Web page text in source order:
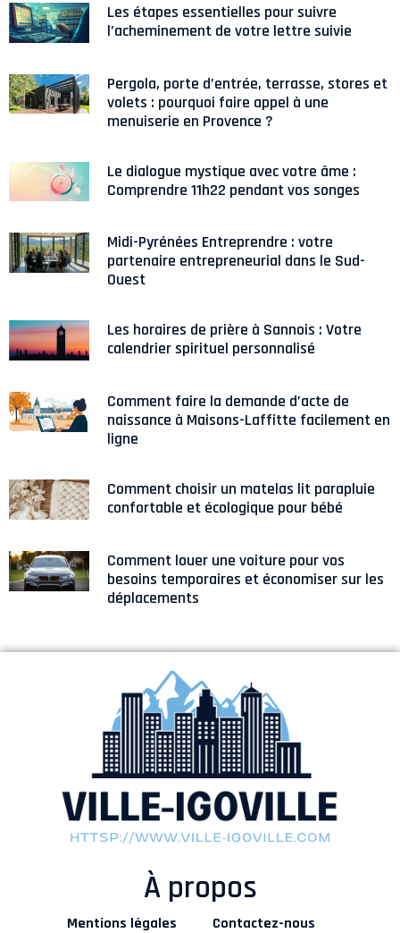
Les étapes essentielles pour suivre
l’acheminement de votre lettre suivie
Pergola, porte d’entrée, terrasse, stores et
volets : pourquoi faire appel à une
menuiserie en Provence ?
Le dialogue mystique avec votre âme :
Comprendre 11h22 pendant vos songes
Midi-Pyrénées Entreprendre : votre
partenaire entrepreneurial dans le Sud-
Ouest
Les horaires de prière à Sannois : Votre
calendrier spirituel personnalisé
Comment faire la demande d’acte de
naissance à Maisons-Laffitte facilement en
ligne
Comment choisir un matelas lit parapluie
confortable et écologique pour bébé
Comment louer une voiture pour vos
besoins temporaires et économiser sur les
déplacements
À propos
Mentions légales Contactez-nous